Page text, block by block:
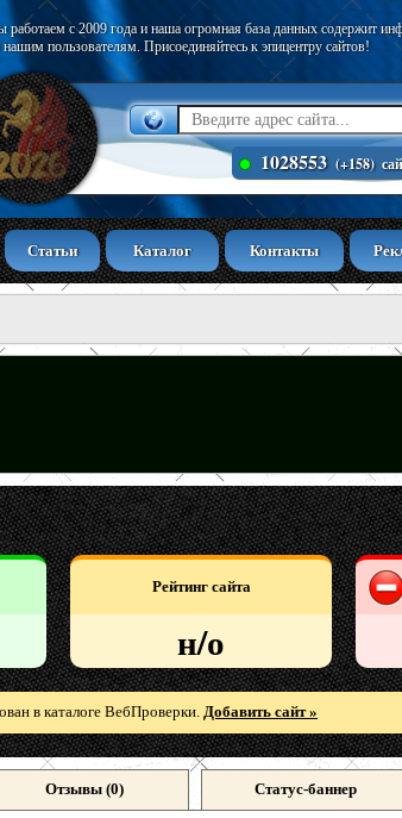
с 2009 года и наша огромная база данных содержит
пользователям. Присоединяйтесь к эпицентру сайтов!
1028553 (+158)
Статьи Каталог Контакты
Рейтинг сайта
н/о
в каталоге ВебПроверки. Добавить сайт »
Отзывы (0) Статус-баннер